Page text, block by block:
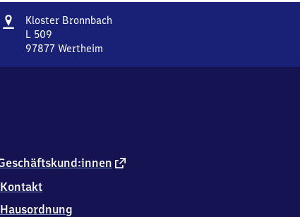
Adresse
Kloster Bronnbach
L 509
97877 Wertheim
7
Wertheim
externer
Kontakt
Hausordnung